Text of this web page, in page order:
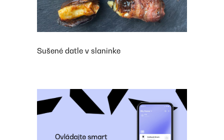
Sušené datle v slaninke